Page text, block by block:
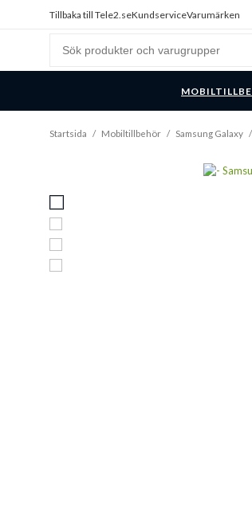
Tillbaka till Tele2.seKundserviceVarumärken
Startsida / Mobiltillbehör / Samsung Galaxy /